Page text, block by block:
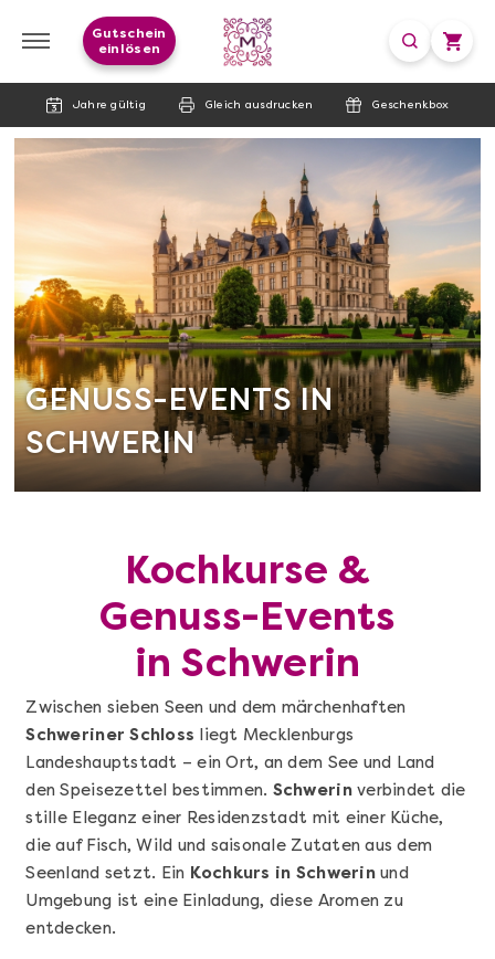
Jahre gültig Gleich ausdrucken Geschenkbox
Gutschein
einlösen
GENUSS-EVENTS IN
SCHWERIN
Kochkurse &
Genuss-Events
in Schwerin
Zwischen sieben Seen und dem märchenhaften
Schweriner Schloss liegt Mecklenburgs
Landeshauptstadt – ein Ort, an dem See und Land
den Speisezettel bestimmen. Schwerinverbindet die
stille Eleganz einer Residenzstadt mit einer Küche,
die auf Fisch, Wild und saisonale Zutaten aus dem
Seenland setzt. Ein Kochkurs in Schwerinund
Umgebung ist eine Einladung, diese Aromen zu
entdecken.